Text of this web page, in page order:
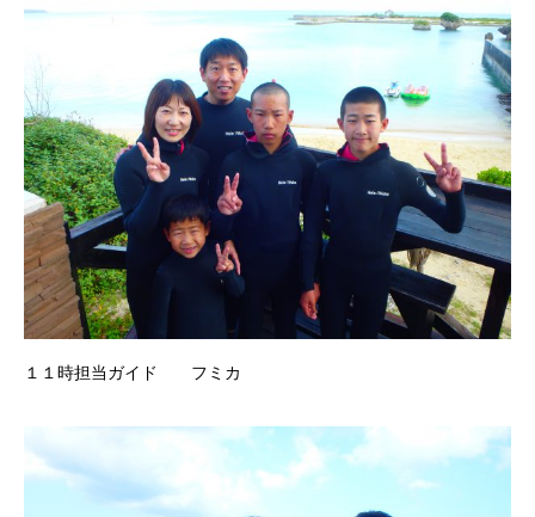
１１時担当ガイド フミカ